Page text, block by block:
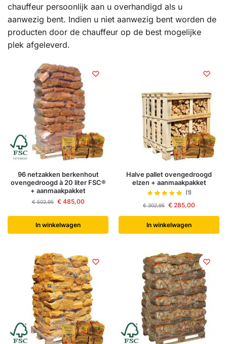
chauffeur persoonlijk aan u overhandigd als u
aanwezig bent. Indien u niet aanwezig bent worden de
producten door de chauffeur op de best mogelijke
plek afgeleverd.
96 netzakken berkenhout
ovengedroogd à 20 liter FSC®
+ aanmaakpakket
€502,95 €485,00
In winkelwagen
Halve pallet ovengedroogd
elzen + aanmaakpakket
(1)
€302,95 € 285,00
In winkelwagen